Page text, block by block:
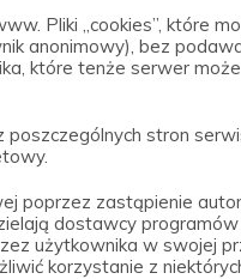
Pliki „cookies”, które
anonimowy), bez
które tenże serwer
stron
poprzez zastąpienie
dostawcy
użytkownika w swojej
korzystanie z